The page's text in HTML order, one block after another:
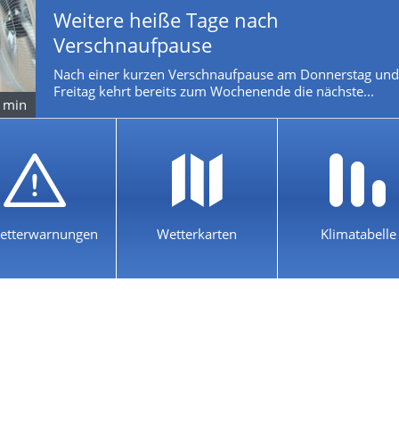
Weitere heiße Tage nach
Verschnaufpause
Nach einer kurzen Verschnaufpause am Donnerstag und
Freitag kehrt bereits zum Wochenende die nächste...
Wetterkarten Klimatabelle